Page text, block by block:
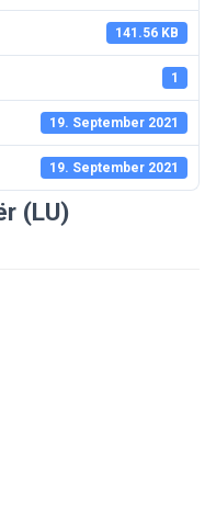
141.56 KB
1
19. September 2021
19. September 2021
(LU)